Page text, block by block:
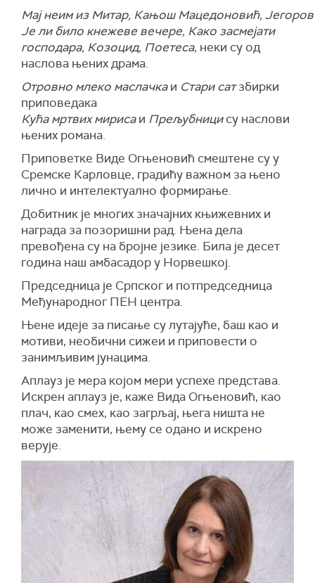
Мај неим из Митар, Кањош Мацедоновић, Јегоров
Је ли било кнежеве вечере, Како засмејати
господара, Козоцид, Поетеса, неки су од
наслова њених драма.
Отровно млеко маслачкаи Стари сатзбирки
приповедака
Кућа мртвих мирисаи Прељубницису наслови
њених романа.
Приповетке Виде Огњеновић смештене су у
Сремске Карловце, градићу важном за њено
лично и интелектуално формирање.
Добитник је многих значајних књижевних и
награда за позоришни рад. Њена дела
превођена су на бројне језике. Била је десет
година наш амбасадор у Норвешкој.
Председница је Српског и потпредседница
Међународног ПЕН центра.
Њене идеје за писање су лутајуће, баш као и
мотиви, необични сижеи и приповести о
занимљивим јунацима.
Аплауз је мера којом мери успехе представа.
Искрен аплауз је, каже Вида Огњеновић, као
плач, као смех, као загрљај, њега ништа не
може заменити, њему се одано и искрено
верује.